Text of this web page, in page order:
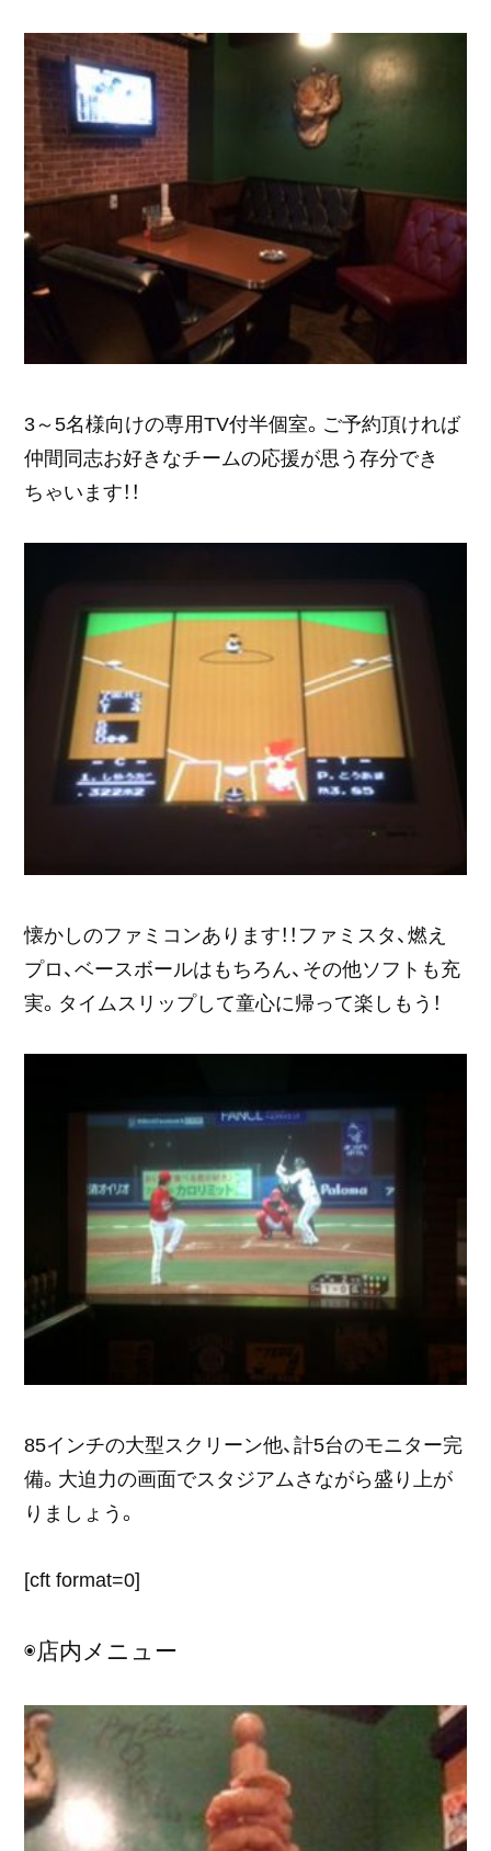
3～5名様向けの専用TV付半個室。ご予約頂ければ
仲間同志お好きなチームの応援が思う存分でき
ちゃいます！！
懐かしのファミコンあります！！ファミスタ、燃え
プロ、ベースボールはもちろん、その他ソフトも充
実。タイムスリップして童心に帰って楽しもう！
85インチの大型スクリーン他、計5台のモニター完
備。大迫力の画面でスタジアムさながら盛り上が
りましょう。
[cft format=0]
◉店内メニュー